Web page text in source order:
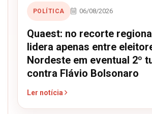
POLÍTICA 06/08/2026
Quaest: no recorte
lidera apenas entre
Nordeste em eventual 2º
contra Flávio Bolsonaro
Ler notícia